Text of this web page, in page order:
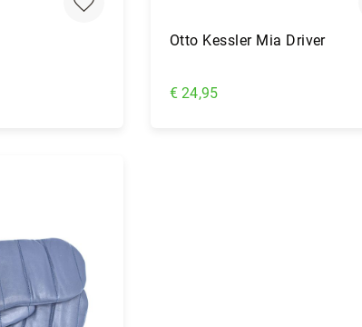
Otto Kessler Mia Driver
€ 24,95